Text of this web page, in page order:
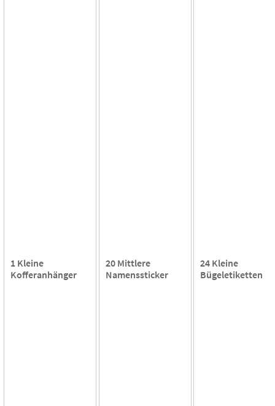
1 Kleine
Kofferanhänger
20 Mittlere
Namenssticker
24 Kleine
Bügeletiketten